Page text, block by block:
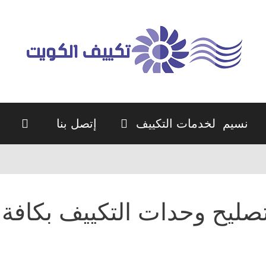
نسيم لخدمات التكييف إتصل بنا
وحدات التكييف بكافة